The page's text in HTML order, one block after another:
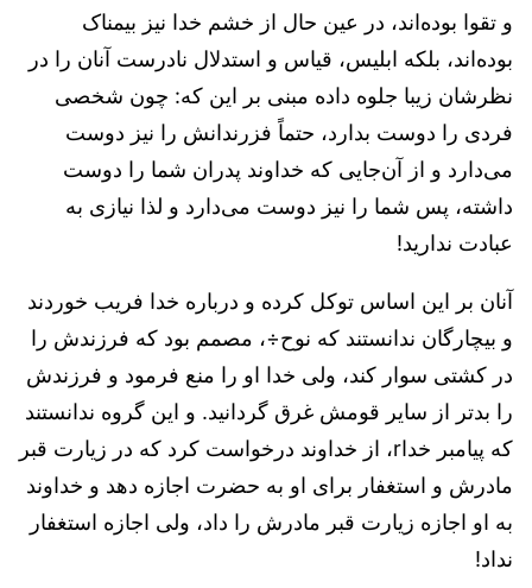
و تقوا بود‌ه‌اند، در عین حال از خشم خدا نیز بیمناک
بوده‌اند، بلکه ابلیس، قیاس و استدلال نادرست آنان را در
نظرشان زیبا جلوه داده مبنی بر این که: چون شخصی
فردی را دوست بدارد، حتماً فزرندانش را نیز دوست
می‌دارد و از آن‌جایی که خداوند پدران شما را دوست
داشته، پس شما را نیز دوست می‌دارد و لذا نیازی به
عبادت ندارید!
آنان بر این اساس توکل کرده و درباره خدا فریب خوردند
و بیچارگان ندانستند که نوح÷، مصمم بود که فرزندش را
در کشتی سوار کند، ولی خدا او را منع فرمود و فرزندش
را بدتر از سایر قومش غرق گردانید. و این گروه ندانستند
که پیامبر خداr، از خداوند درخواست کرد که در زیارت قبر
مادرش و استغفار برای او به حضرت اجازه دهد و خداوند
به او اجازه زیارت قبر مادرش را داد، ولی اجازه استغفار
نداد!